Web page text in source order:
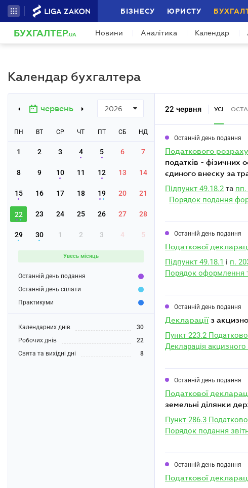
БІЗНЕСУ ЮРИСТУ
БУХГАЛТЕР.UA Новини Аналітика Календар
Календар бухгалтера
червень 2026
ПН ВТ СР ЧТ ПТ СБ НД
1 2 3 4 5 6 7
8 9 10 11 12 13 14
15 16 17 18 19 20 21
22 23 24 25 26 27 28
29 30 1 2 3 4 5
Увесь місяць
Останній день подання
Останній день сплати
Практикуми
Календарних днів
30
Робочих днів
22
Свята та вихідні дні
8
22 червня УСІ
Останній день подання
податкового
податків - фізичних
єдиного внеску за
Підпункт 49.18.2 та пп.
Порядок подання
Останній день подання
податкової
Підпункт 49.18.1 і п.
Порядок оформлення
Останній день подання
декларації з
Пункт 223.2
Декларація
Останній день подання
податкової
земельні ділянки
Пункт 286.3
Порядок подання
Останній день подання
податкової